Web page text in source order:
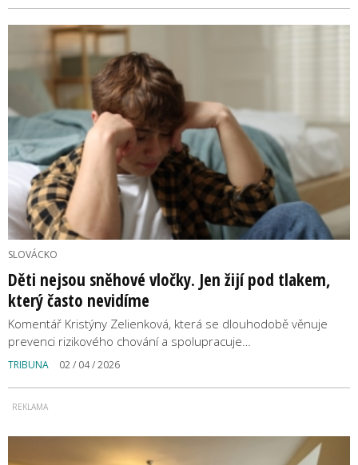
SLOVÁCKO
Děti nejsou sněhové vločky. Jen žijí pod tlakem,
který často nevidíme
Komentář Kristýny Zelienková, která se dlouhodobě věnuje
prevenci rizikového chování a spolupracuje…
TRIBUNA 02 / 04 / 2026